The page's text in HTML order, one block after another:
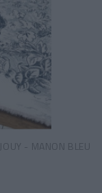
- MANON BLEU